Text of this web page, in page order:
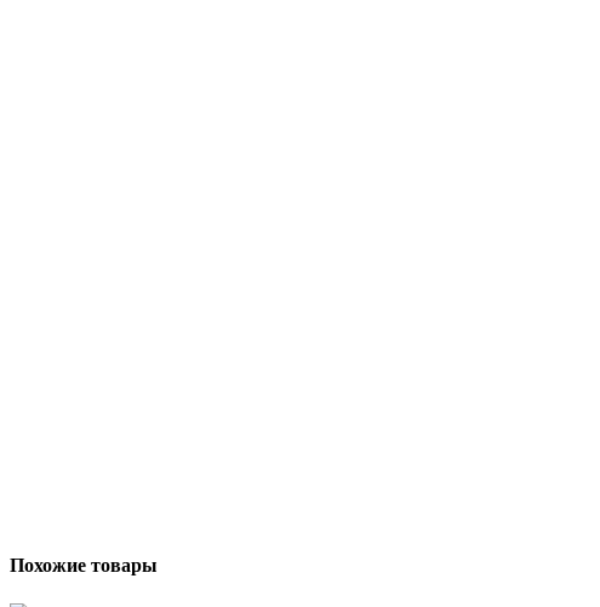
Похожие товары